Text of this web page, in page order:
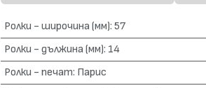
Ролки - широчина (мм): 57
Ролки - дължина (мм): 14
Ролки - печат: Парис